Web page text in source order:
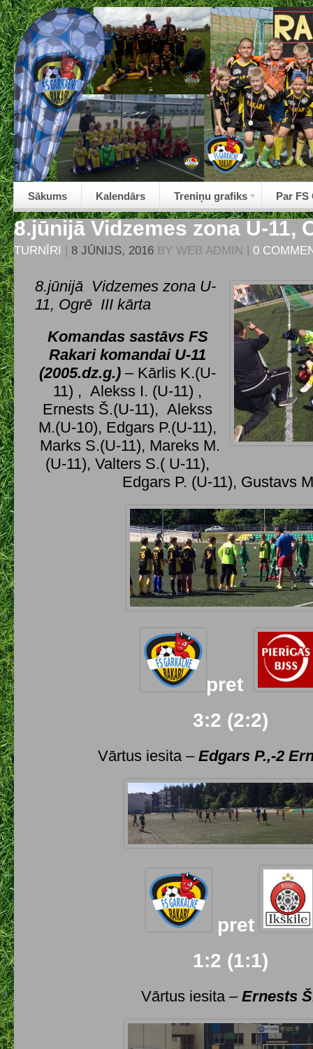
Sākums Kalendārs Treniņu grafiks Par FS
8.jūnijā Vidzemes zona U-11,
TURNĪRI | 8 JŪNIJS, 2016 BY WEB ADMIN | 0
8.jūnijā Vidzemes zona U-
11, Ogrē III kārta
Komandas sastāvs FS
Rakari komandai U-11
(2005.dz.g.) – Kārlis K.(U-
11) , Alekss I. (U-11) ,
Ernests Š.(U-11), Alekss
M.(U-10), Edgars P.(U-11),
Marks S.(U-11), Mareks M.
(U-11), Valters S.( U-11),
Edgars P. (U-11), Gustavs
pret
3:2 (2:2)
Vārtus iesita – Edgars P.,-2
pret
1:2 (1:1)
Vārtus iesita –Ernests